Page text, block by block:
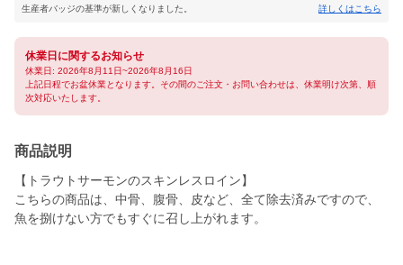
生産者バッジの基準が新しくなりました。 詳しくはこちら
休業日に関するお知らせ
休業日: 2026年8月11日~2026年8月16日
上記日程でお盆休業となります。その間のご注文・お問い合わせは、休業明け次第、順
次対応いたします。
商品説明
【トラウトサーモンのスキンレスロイン】
こちらの商品は、中骨、腹骨、皮など、全て除去済みですので、
魚を捌けない方でもすぐに召し上がれます。